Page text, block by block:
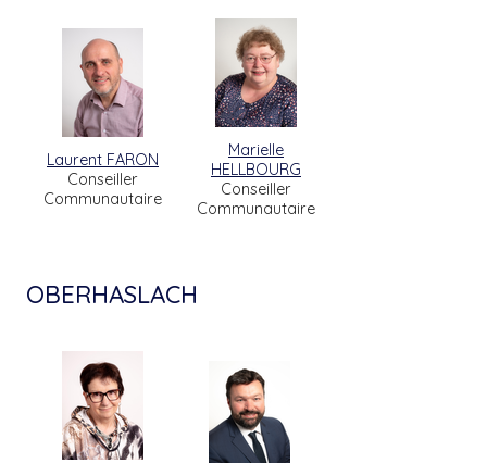
Laurent FARON
Conseiller
Communautaire
Marielle
HELLBOURG
Conseiller
Communautaire
OBERHASLACH